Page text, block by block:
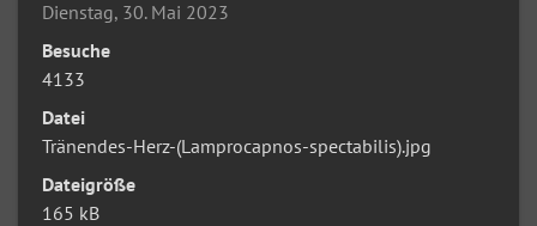
Dienstag, 30. Mai 2023
Besuche
4133
Datei
Tränendes-Herz-(Lamprocapnos-spectabilis).jpg
Dateigröße
165 kB